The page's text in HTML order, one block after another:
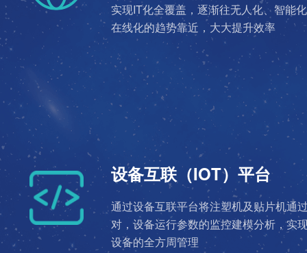
实现IT化全覆盖，逐渐往无人化、智能
在线化的趋势靠近，大大提升效率
设备互联（IOT）平台
通过设备互联平台将注塑机及贴片机通
对，设备运行参数的监控建模分析，实
设备的全方周管理